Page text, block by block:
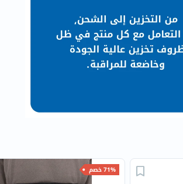
صحة
القلب
دعم
مرضى
الكلى
دعم
الكبد71% خصم